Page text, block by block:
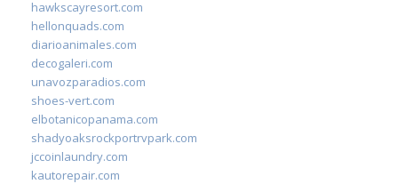
hawkscayresort.com
hellonquads.com
diarioanimales.com
decogaleri.com
unavozparadios.com
shoes-vert.com
elbotanicopanama.com
shadyoaksrockportrvpark.com
jccoinlaundry.com
kautorepair.com